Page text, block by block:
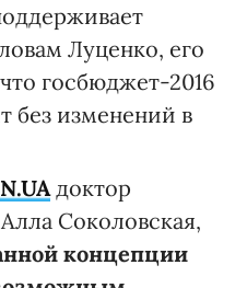
Луценко, его
госбюджет-2016
без изменений в
доктор
Соколовская,
концепции